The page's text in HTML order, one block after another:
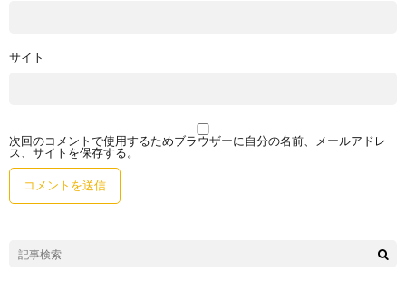
サイト
次回のコメントで使用するためブラウザーに自分の名前、メールアドレ
ス、サイトを保存する。